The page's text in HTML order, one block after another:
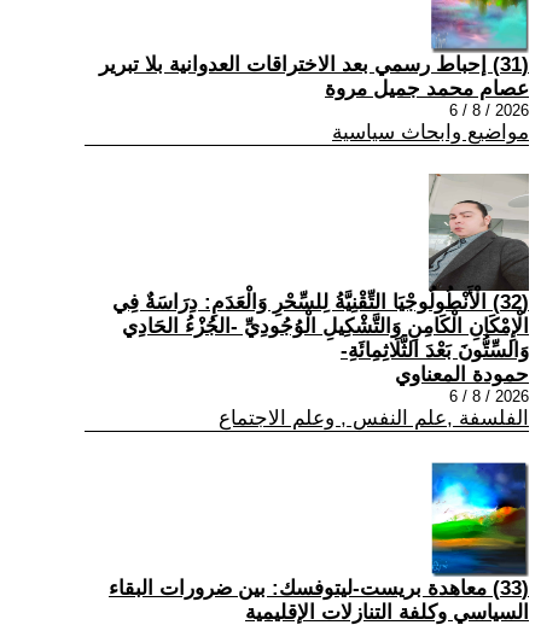
(31) إحباط رسمي بعد الاختراقات العدوانية بلا تبرير
عصام محمد جميل مروة
2026 / 8 / 6
مواضيع وابحاث سياسية
(32) الْأَنْطُولُوجْيَا التِّقْنِيَّةُ لِلسِّحْرِ وَالْعَدَمِ: دِرَاسَةٌ فِي
الْإِمْكَانِ الْكَامِنِ وَالتَّشْكِيلِ الْوُجُودِيِّ -الجُزْءُ الحَادِي
وَالسِّتُّونَ بَعْدَ الثَّلَاثِمِائَةِ-
حمودة المعناوي
2026 / 8 / 6
الفلسفة ,علم النفس , وعلم الاجتماع
(33) معاهدة بريست-ليتوفسك: بين ضرورات البقاء
السياسي وكلفة التنازلات الإقليمية